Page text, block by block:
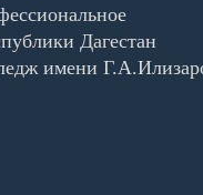
Дагестан
имени